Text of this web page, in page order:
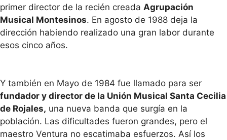
primer director de la recién creada Agrupación
Musical Montesinos. En agosto de 1988 deja la
dirección habiendo realizado una gran labor durante
esos cinco años.
Y también en Mayo de 1984 fue llamado para ser
fundador y director de la Unión Musical Santa Cecilia
de Rojales, una nueva banda que surgía en la
población. Las dificultades fueron grandes, pero el
maestro Ventura no escatimaba esfuerzos. Así los